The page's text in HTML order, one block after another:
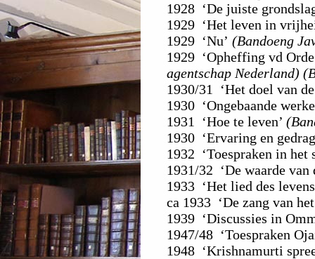
1928 ‘De juiste
1929 ‘Het leven in
1929 ‘Nu’ (Bandoeng
1929 ‘Opheffing vd
agentschap Nederland)
1930/31 ‘Het doel van
1930 ‘Ongebaande
1931 ‘Hoe te leven’
1930 ‘Ervaring en
1932 ‘Toespraken in het
1931/32 ‘De waarde
1933 ‘Het lied des
ca 1933 ‘De zang van
1939 ‘Discussies in
1947/48 ‘Toespraken
1948 ‘Krishnamurti